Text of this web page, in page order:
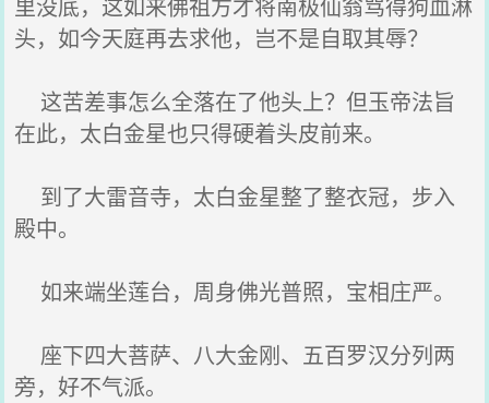
头，如今天庭再去求他，岂不是自取其辱？
这苦差事怎么全落在了他头上？但玉帝法旨
在此，太白金星也只得硬着头皮前来。
到了大雷音寺，太白金星整了整衣冠，步入
殿中。
如来端坐莲台，周身佛光普照，宝相庄严。
座下四大菩萨、八大金刚、五百罗汉分列两
旁，好不气派。